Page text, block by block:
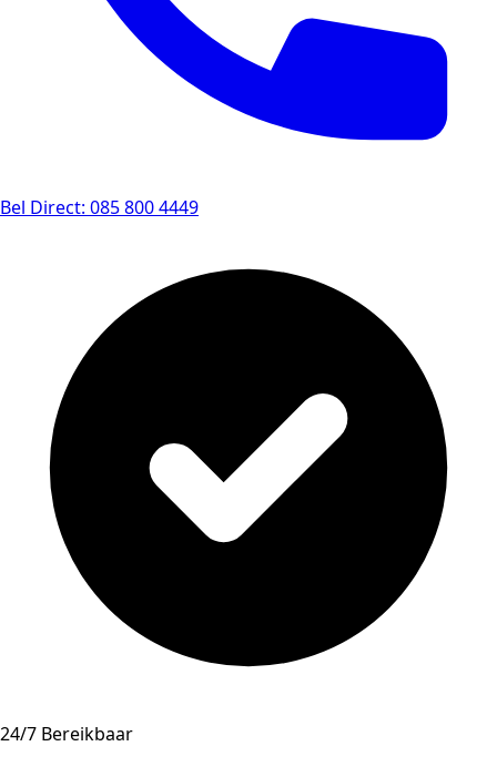
Bel Direct: 085 800 4449
24/7 Bereikbaar